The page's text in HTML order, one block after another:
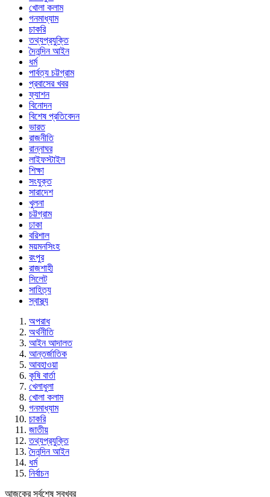
খোলা কলাম
গনমাধ্যাম
চাকরি
তথ্যপ্রযুক্তি
দৈনন্দিন আইন
ধর্ম
পার্বত্য চট্টগ্রাম
প্রবাসের খবর
ফ্যাশন
বিনোদন
বিশেষ প্রতিবেদন
ভারত
রাজনীতি
রান্নাঘর
লাইফস্টাইল
শিক্ষা
সংযুক্ত
সারাদেশ
খুলনা
চট্টগ্রাম
ঢাকা
বরিশাল
ময়মনসিংহ
রংপুর
রাজশাহী
সিলেট
সাহিত্য
স্বাস্থ্য
অপরাধ
অর্থনীতি
আইন আদালত
আন্তর্জাতিক
আবহাওয়া
কৃষি বার্তা
খেলাধুলা
খোলা কলাম
গনমাধ্যাম
চাকরি
জাতীয়
তথ্যপ্রযুক্তি
দৈনন্দিন আইন
ধর্ম
নির্বাচন
আজকের সর্বশেষ সবখবর